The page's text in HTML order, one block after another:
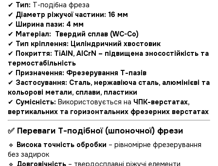
✔ Тип: Т-подібна фреза
✔ Діаметр ріжучої частини: 16 мм
✔ Ширина пази: 4 мм
✔ Матеріал: Твердий сплав (WC-Co)
✔ Тип кріплення: Циліндричний хвостовик
✔ Покриття: TiAlN, AlCrN – підвищена зносостійкість та
термостабільність
✔ Призначення: Фрезерування Т-пазів
✔ Застосування: Сталь, нержавіюча сталь, алюмінієві та
кольорові метали, сплави, пластики
✔ Сумісність: Використовується на ЧПК-верстатах,
вертикальних та горизонтальних фрезерних верстатах
✅ Переваги Т-подібної (шпоночної) фрези
🔹 Висока точність обробки – рівномірне фрезерування
без задирок
🔹 Довговічність – твердосплавні ріжучі елементи